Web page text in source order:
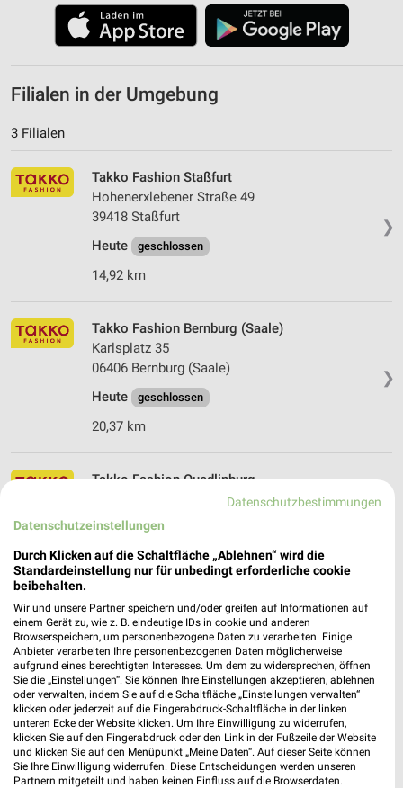
Filialen in der Umgebung
3 Filialen
❯
Takko Fashion Staßfurt
Hohenerxlebener Straße 49
39418 Staßfurt
Heute
geschlossen
14,92 km
❯
Takko Fashion Bernburg (Saale)
Karlsplatz 35
06406 Bernburg (Saale)
Heute
geschlossen
20,37 km
Takko Fashion Quedlinburg
06484 Quedlinburg
Heute
geschlossen
21,65 km
Datenschutzbestimmungen
Datenschutzeinstellungen
Durch Klicken auf die Schaltfläche „Ablehnen“ wird die
Standardeinstellung nur für unbedingt erforderliche cookie
beibehalten.
Wir und unsere Partner speichern und/oder greifen auf Informationen auf
einem Gerät zu, wie z. B. eindeutige IDs in cookie und anderen
Browserspeichern, um personenbezogene Daten zu verarbeiten. Einige
Anbieter verarbeiten Ihre personenbezogenen Daten möglicherweise
aufgrund eines berechtigten Interesses. Um dem zu widersprechen, öffnen
Sie die „Einstellungen“. Sie können Ihre Einstellungen akzeptieren, ablehnen
oder verwalten, indem Sie auf die Schaltfläche „Einstellungen verwalten“
klicken oder jederzeit auf die Fingerabdruck-Schaltfläche in der linken
unteren Ecke der Website klicken. Um Ihre Einwilligung zu widerrufen,
klicken Sie auf den Fingerabdruck oder den Link in der Fußzeile der Website
und klicken Sie auf den Menüpunkt „Meine Daten“. Auf dieser Seite können
Sie Ihre Einwilligung widerrufen. Diese Entscheidungen werden unseren
Partnern mitgeteilt und haben keinen Einfluss auf die Browserdaten.